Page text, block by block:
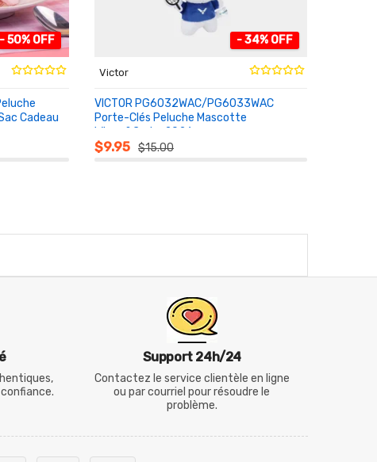
- 50% OFF
Cadeau
- 34% OFF
Victor
VICTOR PG6032WAC/PG6033WAC
Porte-Clés Peluche Mascotte
Wingo&Corko 2026
$9.95 $15.00
Support 24h/24
Contactez le service clientèle en ligne
ou par courriel pour résoudre le
problème.